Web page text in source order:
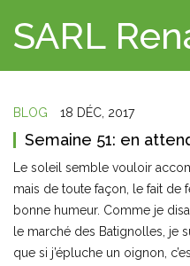
SARL
BLOG 18 DÉC, 2017
Semaine 51: en
Le soleil semble vouloir
mais de toute façon, le fait de
bonne humeur. Comme je
le marché des Batignolles, je
que si j’épluche un oignon,